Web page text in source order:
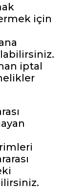
için
iptal